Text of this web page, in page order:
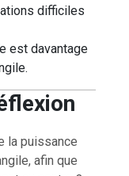
difficiles
est davantage
la puissance
afin que